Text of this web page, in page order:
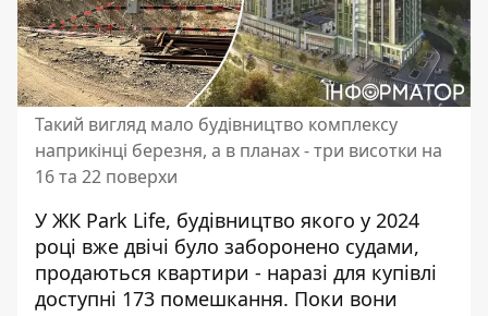
Такий вигляд мало будівництво комплексу
наприкінці березня, а в планах - три висотки на
16 та 22 поверхи
У ЖК Park Life, будівництво якого у 2024
році вже двічі було заборонено судами,
продаються квартири - наразі для купівлі
доступні 173 помешкання. Поки вони